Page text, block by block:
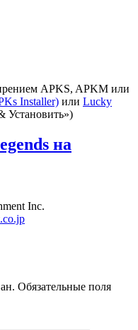
APKS, APKM или
Installer) или Lucky
Установить»)
на
Inc.
Обязательные поля